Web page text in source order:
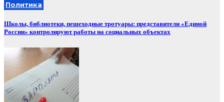
Политика
Школы, библиотеки, пешеходные тротуары: представители «Единой
России» контролируют работы на социальных объектах